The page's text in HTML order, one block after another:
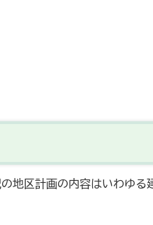
地区計画の内容はいわゆる